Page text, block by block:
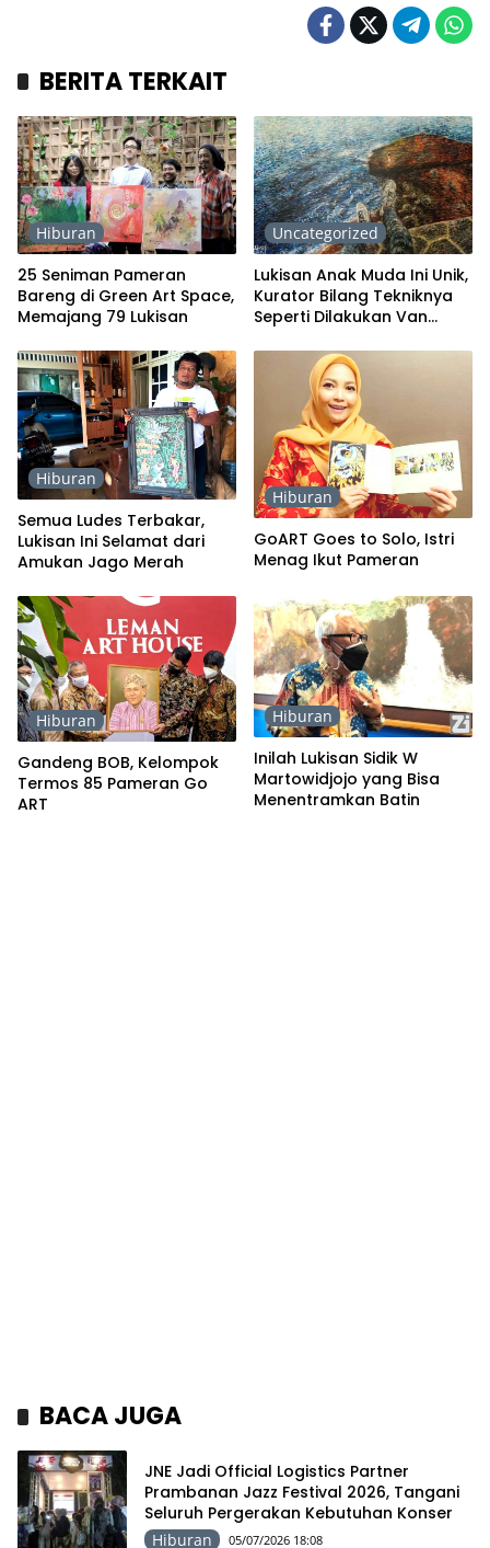
BERITA TERKAIT
Hiburan
25 Seniman Pameran
Bareng di Green Art Space,
Memajang 79 Lukisan
Uncategorized
Lukisan Anak Muda Ini Unik,
Kurator Bilang Tekniknya
Seperti Dilakukan Van
Hiburan
Semua Ludes Terbakar,
Lukisan Ini Selamat dari
Amukan Jago Merah
Hiburan
GoART Goes to Solo, Istri
Menag Ikut Pameran
Hiburan
Gandeng BOB, Kelompok
Termos 85 Pameran Go
ART
Hiburan
Inilah Lukisan Sidik W
Martowidjojo yang Bisa
Menentramkan Batin
BACA JUGA
JNE Jadi Official Logistics Partner
Prambanan Jazz Festival 2026, Tangani
Seluruh Pergerakan Kebutuhan Konser
Hiburan 05/07/2026 18:08